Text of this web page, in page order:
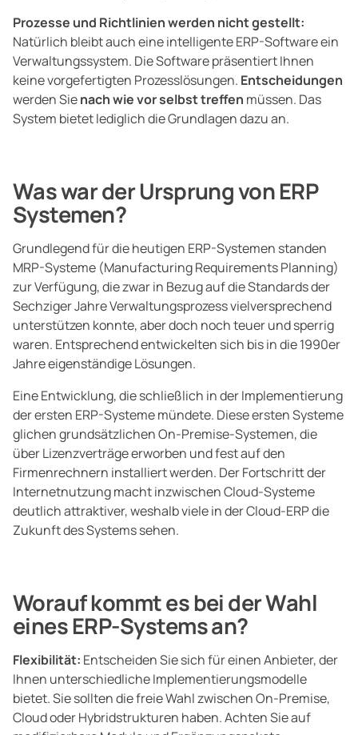
Prozesse und Richtlinien werden nicht gestellt:
Natürlich bleibt auch eine intelligente ERP-Software ein
Verwaltungssystem. Die Software präsentiert Ihnen
keine vorgefertigten Prozesslösungen. Entscheidungen
werden Sienach wie vor selbst treffen müssen. Das
System bietet lediglich die Grundlagen dazu an.
Was war der Ursprung von ERP
Systemen?
Grundlegend für die heutigen ERP-Systemen standen
MRP-Systeme (Manufacturing Requirements Planning)
zur Verfügung, die zwar in Bezug auf die Standards der
Sechziger Jahre Verwaltungsprozess vielversprechend
unterstützen konnte, aber doch noch teuer und sperrig
waren. Entsprechend entwickelten sich bis in die 1990er
Jahre eigenständige Lösungen.
Eine Entwicklung, die schließlich in der Implementierung
der ersten ERP-Systeme mündete. Diese ersten Systeme
glichen grundsätzlichen On-Premise-Systemen, die
über Lizenzverträge erworben und fest auf den
Firmenrechnern installiert werden. Der Fortschritt der
Internetnutzung macht inzwischen Cloud-Systeme
deutlich attraktiver, weshalb viele in der Cloud-ERP die
Zukunft des Systems sehen.
Worauf kommt es bei der Wahl
eines ERP-Systems an?
Flexibilität: Entscheiden Sie sich für einen Anbieter, der
Ihnen unterschiedliche Implementierungsmodelle
bietet. Sie sollten die freie Wahl zwischen On-Premise,
Cloud oder Hybridstrukturen haben. Achten Sie auf